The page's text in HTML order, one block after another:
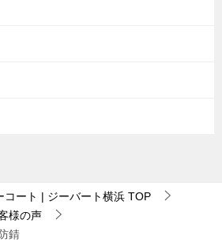
コート | ジーバート横浜 TOP
様の声
錆